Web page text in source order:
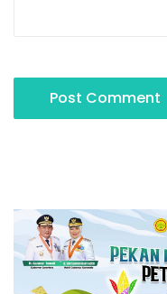
Post Comment